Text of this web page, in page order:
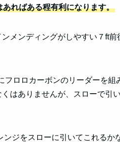
ればある程有利になります。
メンディングがしやすい７ft
フロロカーボンのリーダーを組
はありませんが、スローで引
ジをスローに引いてこれる